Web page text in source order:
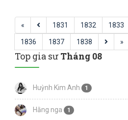
Toán lớp 4, Toán lớp 5
« 1831 1832 1833
1836 1837 1838 »
Top gia sư Tháng 08
Huỳnh Kim Anh 1
Hằng nga 1